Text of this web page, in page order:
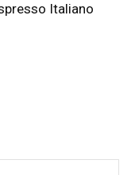
Italiano